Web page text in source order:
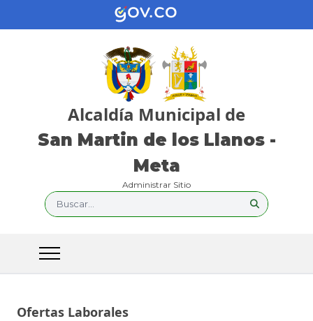
Alcaldía Municipal de
San Martin de los Llanos -
Meta
Administrar Sitio
Buscar...
Ofertas Laborales